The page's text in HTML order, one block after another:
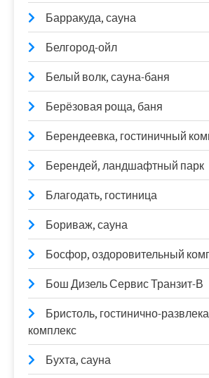
Барракуда, сауна
Белгород-ойл
Белый волк, сауна-баня
Берёзовая роща, баня
Берендеевка, гостиничный
Берендей, ландшафтный парк
Благодать, гостиница
Бориваж, сауна
Босфор, оздоровительный
Бош Дизель Сервис Транзит-В
Бристоль, гостинично-
комплекс
Бухта, сауна